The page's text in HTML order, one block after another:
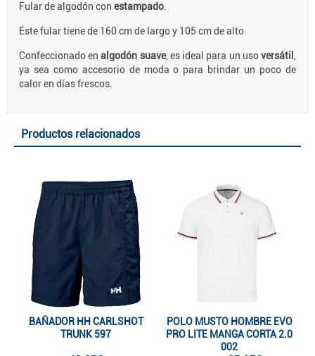
Fular de algodón con estampado.
Este fular tiene de 160 cm de largo y 105 cm de alto.
Confeccionado en algodón suave, es ideal para un usoversátil,
ya sea como accesorio de moda o para brindar un poco de
calor en días frescos.
Productos relacionados
BAÑADOR HH CARLSHOT
TRUNK 597
POLO MUSTO HOMBRE EVO
PRO LITE MANGA CORTA 2.0
002